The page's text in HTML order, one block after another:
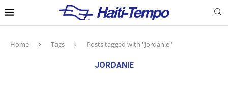
Home Tags Posts tagged with "Jordanie"
JORDANIE